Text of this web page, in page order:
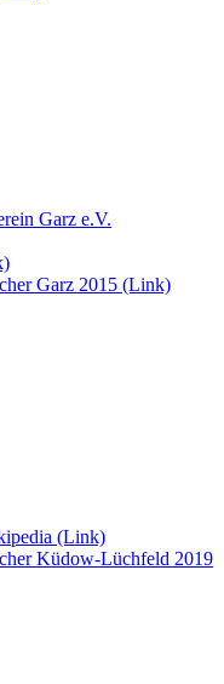
Garz e.V.
Garz 2015 (Link)
(Link)
Küdow-Lüchfeld 2019